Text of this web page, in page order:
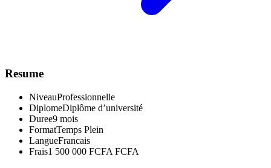
Resume
NiveauProfessionnelle
DiplomeDiplôme d’université
Duree9 mois
FormatTemps Plein
LangueFrancais
Frais1 500 000 FCFA FCFA